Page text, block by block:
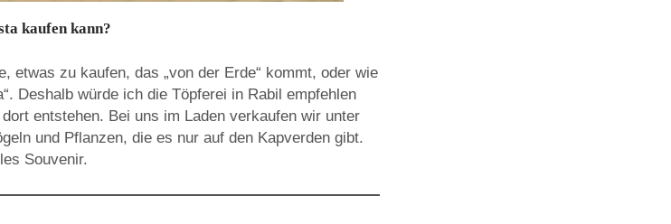
kaufen kann?
etwas zu kaufen, das „von der Erde“ kommt, oder wie
Deshalb würde ich die Töpferei in Rabil empfehlen
entstehen. Bei uns im Laden verkaufen wir unter
und Pflanzen, die es nur auf den Kapverden gibt.
Souvenir.